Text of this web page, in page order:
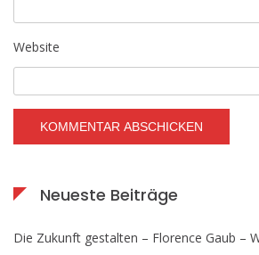
Website
Neueste Beiträge
Die Zukunft gestalten – Florence Gaub –